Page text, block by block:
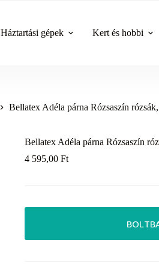
Háztartási gépek Kert és hobbi
Bellatex Adéla párna Rózsaszín
Bellatex Adéla párna Rózsaszín
4 595,00Ft